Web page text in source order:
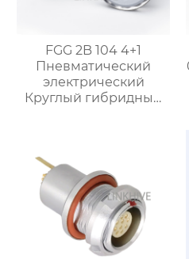
FGG 2B 104 4+1
Пневматический
электрический
Круглый гибридный